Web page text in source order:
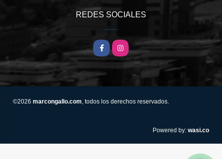
REDES SOCIALES
FacebookInstagram
©2026 marcongallo.com, todos los derechos reservados.
Powered by: wasi.co